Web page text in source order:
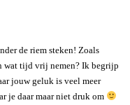
de riem steken! Zoals
wat tijd vrij nemen? Ik begrijp
jouw geluk is veel meer
je daar maar niet druk om